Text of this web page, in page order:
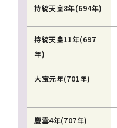
持統天皇8年(694年)
持統天皇11年(697
年)
大宝元年(701年)
慶雲4年(707年)